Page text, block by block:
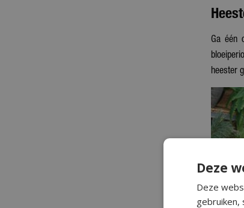
Ga één
heester
Deze
Deze
gebruiken,